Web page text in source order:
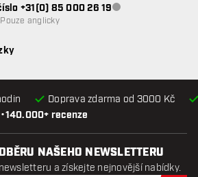
•140.000+ recenze
Doprava zdarma od 3000 Kč
+31(0) 85 000 26 19Zákaznický servis
anglicky
NAŠEHO NEWSLETTERU
a získejte nejnovější nabídky.